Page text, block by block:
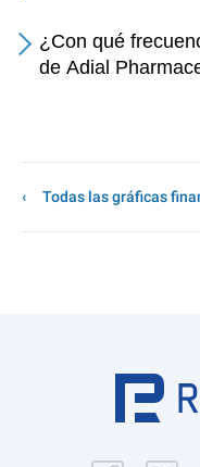
¿Con qué
de Adial
Todas las gráficas